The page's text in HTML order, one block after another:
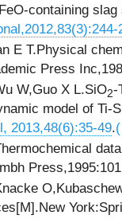
containing
E T.Physical
Press
W,Guo X L.SiO2-
model of Ti-
2013,48(6):35-49.(